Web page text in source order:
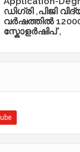
ഡിഗ്രി ,പിജി
വർഷത്തിൽ
സ്കോളർഷിപ് ,